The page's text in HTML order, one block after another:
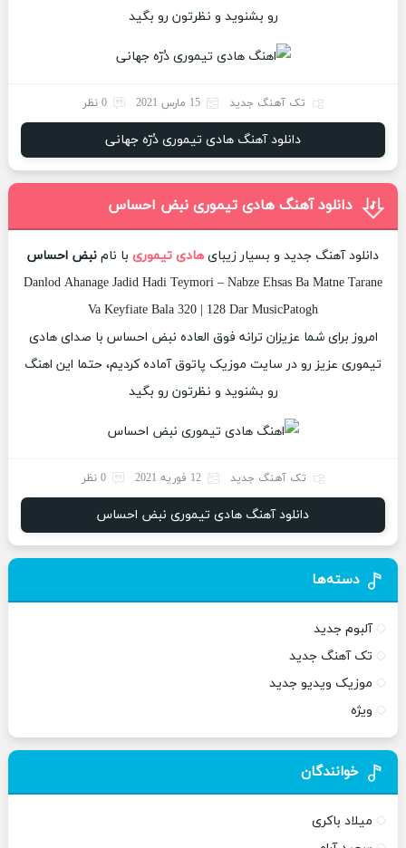
رو بشنوید و نظرتون رو بگید
تک آهنگ جدید 15 مارس 2021 0 نظر
دانلود آهنگ هادی تیموری دُرّه جهانی
دانلود آهنگ هادی تیموری نبض احساس
دانلود آهنگ جدید و بسیار زیبایهادی تیموری با نام نبض احساس
Danlod Ahanage Jadid Hadi Teymori – Nabze Ehsas Ba Matne Tarane
Va Keyfiate Bala 320 | 128 Dar MusicPatogh
امروز برای شما عزیزان ترانه فوق العاده نبض احساس با صدای هادی
تیموری عزیز رو در سایت موزیک پاتوق آماده کردیم، حتما این اهنگ
رو بشنوید و نظرتون رو بگید
تک آهنگ جدید 12 فوریه 2021 0 نظر
دانلود آهنگ هادی تیموری نبض احساس
دسته‌ها
آلبوم جدید
تک آهنگ جدید
موزیک ویدیو جدید
ویژه
خوانندگان
میلاد باکری